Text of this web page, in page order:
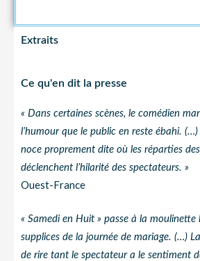
Extraits
Ce qu'en dit la presse
« Dans certaines scènes, le comédien
l’humour que le public en reste ébahi.
noce proprement dite où les réparties
déclenchent l’hilarité des spectateurs. »
Ouest-France
« Samedi en Huit » passe à la moulinette
supplices de la journée de mariage. (…)
de rire tant le spectateur a le sentiment